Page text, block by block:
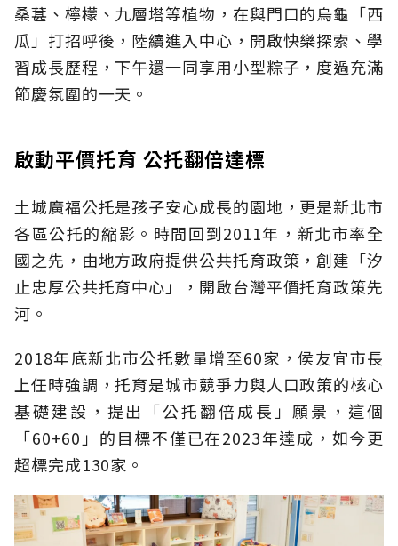
桑葚、檸檬、九層塔等植物，在與門口的烏龜「西
瓜」打招呼後，陸續進入中心，開啟快樂探索、學
習成長歷程，下午還一同享用小型粽子，度過充滿
節慶氛圍的一天。
啟動平價托育 公托翻倍達標
土城廣福公托是孩子安心成長的園地，更是新北市
各區公托的縮影。時間回到2011年，新北市率全
國之先，由地方政府提供公共托育政策，創建「汐
止忠厚公共托育中心」，開啟台灣平價托育政策先
河。
2018年底新北市公托數量增至60家，侯友宜市長
上任時強調，托育是城市競爭力與人口政策的核心
基礎建設，提出「公托翻倍成長」願景，這個
「60+60」的目標不僅已在2023年達成，如今更
超標完成130家。